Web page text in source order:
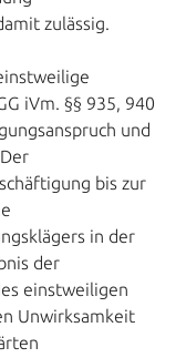
zulässig.
iVm. §§ 935, 940
und
bis zur
in der
der
einstweiligen
Unwirksamkeit